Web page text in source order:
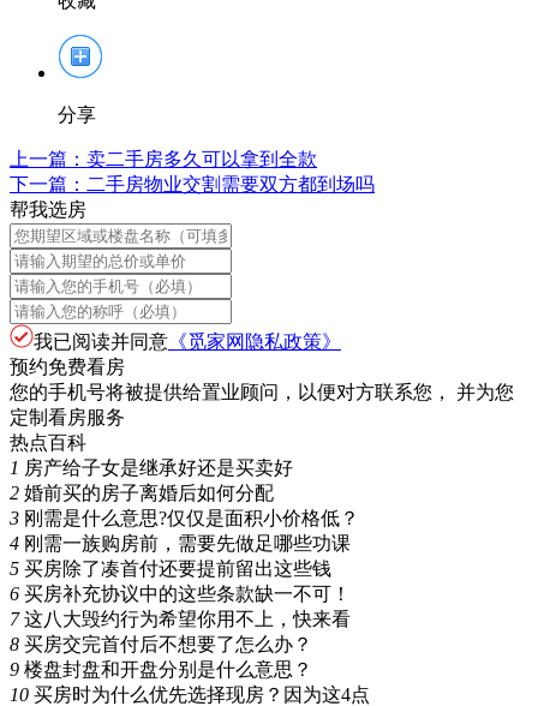
分享
上一篇： 卖二手房多久可以拿到全款
下一篇： 二手房物业交割需要双方都到场吗
帮我选房
我已阅读并同意 《觅家网隐私政策》
预约免费看房
您的手机号将被提供给置业顾问，以便对方联系您， 并为您
定制看房服务
热点百科
1 房产给子女是继承好还是买卖好
2 婚前买的房子离婚后如何分配
3 刚需是什么意思?仅仅是面积小价格低？
4 刚需一族购房前，需要先做足哪些功课
5 买房除了凑首付还要提前留出这些钱
6 买房补充协议中的这些条款缺一不可！
7 这八大毁约行为希望你用不上，快来看
8 买房交完首付后不想要了怎么办？
9 楼盘封盘和开盘分别是什么意思？
10 买房时为什么优先选择现房？因为这4点